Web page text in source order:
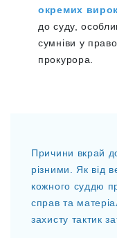
окремих
до суду,
сумніви у
прокурора.
Причини вкрай
різними. Як від
кожного суддю
справ та
захисту тактик